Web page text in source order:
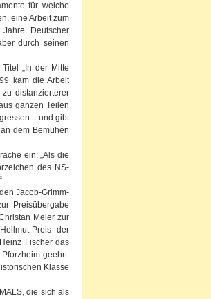
für welche
eine Arbeit zum
Deutscher
durch seinen
„In der Mitte
kam die Arbeit
distanzierterer
ganzen Teilen
– und gibt
dem Bemühen
ein: „Als die
des NS-
Jacob-Grimm-
Preisübergabe
Meier zur
Preis der
Fischer das
geehrt.
Klasse
die sich als